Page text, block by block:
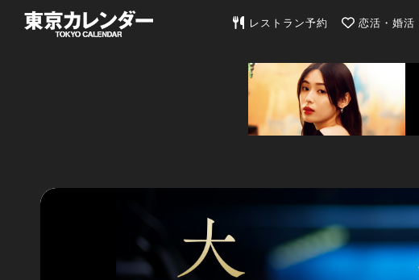
東京カレンダー | 最新のグルメ、
レストラン予約 恋活・婚活